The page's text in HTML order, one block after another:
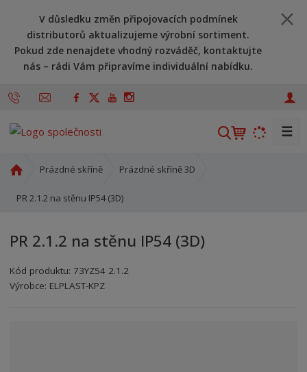
V důsledku změn připojovacích podmínek
distributorů aktualizujeme výrobní sortiment.
Pokud zde nenajdete vhodný rozváděč, kontaktujte
nás – rádi Vám připravíme individuální nabídku.
V
☰
o
í
t
r
Prázdné skříně Prázdné skříně 3D
PR 2.1.2 na stěnu IP54 (3D)
PR 2.1.2 na stěnu IP54 (3D)
Kód produktu:73YZ54 2.1.2
Kód výrobce: 8595208689758
Kód dodavatele:8595208689758
Výrobce: ELPLAST-KPZ